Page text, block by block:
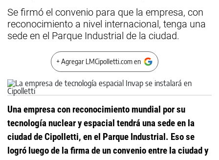
Se firmó el convenio para que la empresa, con
reconocimiento a nivel internacional, tenga una
sede en el Parque Industrial de la ciudad.
+ Agregar LMCipolletti.com en
Una empresa con reconocimiento mundial por su
tecnología nuclear y espacial tendrá una sede en la
ciudad de Cipolletti, en el Parque Industrial. Eso se
logró luego de la firma de un convenio entre la ciudad y